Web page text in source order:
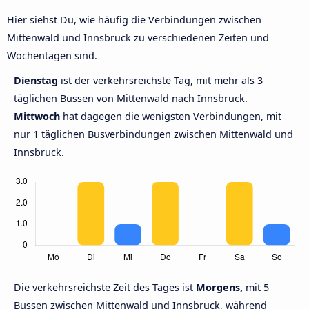
Hier siehst Du, wie häufig die Verbindungen zwischen
Mittenwald und Innsbruck zu verschiedenen Zeiten und
Wochentagen sind.
Dienstag ist der verkehrsreichste Tag, mit mehr als 3
täglichen Bussen von Mittenwald nach Innsbruck.
Mittwoch hat dagegen die wenigsten Verbindungen, mit
nur 1 täglichen Busverbindungen zwischen Mittenwald und
Innsbruck.
Die verkehrsreichste Zeit des Tages ist Morgens, mit 5
Bussen zwischen Mittenwald und Innsbruck, während